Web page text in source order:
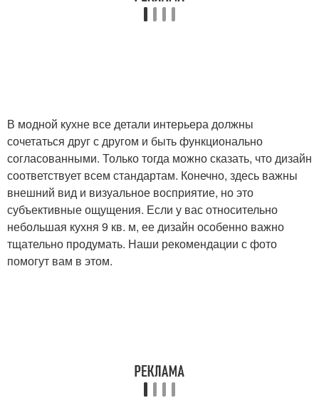
В модной кухне все детали интерьера должны
сочетаться друг с другом и быть функционально
согласованными. Только тогда можно сказать, что дизайн
соответствует всем стандартам. Конечно, здесь важны
внешний вид и визуальное восприятие, но это
субъективные ощущения. Если у вас относительно
небольшая кухня 9 кв. м, ее дизайн особенно важно
тщательно продумать. Наши рекомендации с фото
помогут вам в этом.